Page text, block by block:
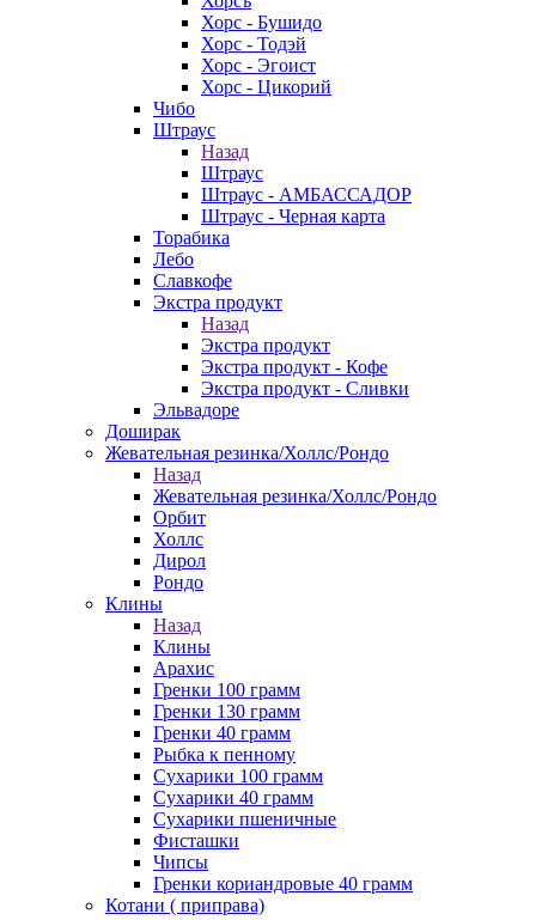
Хорс - Бушидо
Хорс - Тодэй
Хорс - Эгоист
Хорс - Цикорий
Чибо
Штраус
Назад
Штраус
Штраус - АМБАССАДОР
Штраус - Черная карта
Торабика
Лебо
Славкофе
Экстра продукт
Назад
Экстра продукт
Экстра продукт - Кофе
Экстра продукт - Сливки
Эльвадоре
Доширак
Жевательная резинка/Холлс/Рондо
Назад
Жевательная резинка/Холлс/Рондо
Орбит
Холлс
Дирол
Рондо
Клины
Назад
Клины
Арахис
Гренки 100 грамм
Гренки 130 грамм
Гренки 40 грамм
Рыбка к пенному
Сухарики 100 грамм
Сухарики 40 грамм
Сухарики пшеничные
Фисташки
Чипсы
Гренки кориандровые 40 грамм
Котани ( приправа)